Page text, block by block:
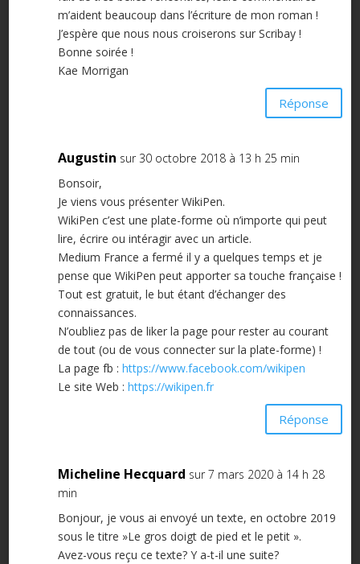
m’aident beaucoup dans l’écriture de mon roman !
J’espère que nous nous croiserons sur Scribay !
Bonne soirée !
Kae Morrigan
Réponse
Augustin sur 30 octobre 2018 à 13 h 25 min
Bonsoir,
Je viens vous présenter WikiPen.
WikiPen c’est une plate-forme où n’importe qui peut
lire, écrire ou intéragir avec un article.
Medium France a fermé il y a quelques temps et je
pense que WikiPen peut apporter sa touche française !
Tout est gratuit, le but étant d’échanger des
connaissances.
N’oubliez pas de liker la page pour rester au courant
de tout (ou de vous connecter sur la plate-forme) !
La page fb : https://www.facebook.com/wikipen
Le site Web : https://wikipen.fr
Réponse
Micheline Hecquard sur 7 mars 2020 à 14 h 28
min
Bonjour, je vous ai envoyé un texte, en octobre 2019
sous le titre »Le gros doigt de pied et le petit ».
Avez-vous reçu ce texte? Y a-t-il une suite?